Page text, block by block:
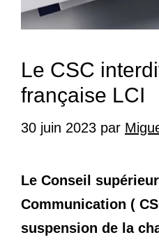
Le CSC
française LCI
30 juin 2023 par
Le Conseil
Communication (
suspension de la